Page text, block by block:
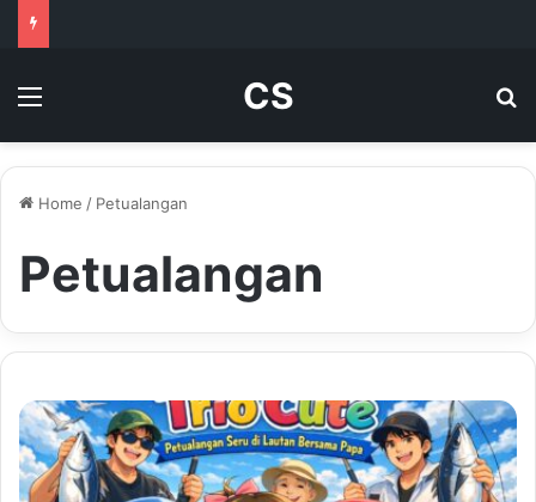
Menu CS
Home / Petualangan
Petualangan